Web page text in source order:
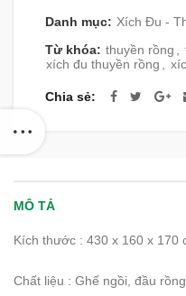
Danh mục: Xích Đu -
Từ khóa: thuyền rồng
xích đu thuyền rồng
Chia sẻ
MÔ TẢ
Kích thước : 430 x 160 x 170
Chất liệu : Ghế ngồi, đầu